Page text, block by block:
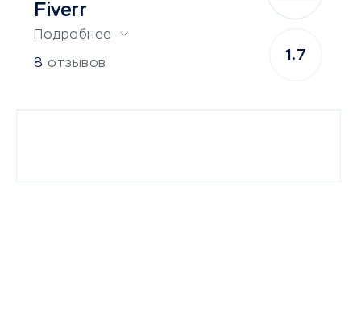
Fiverr
Подробнее
8 отзывов
1.7